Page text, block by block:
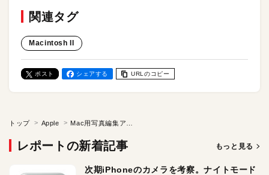
関連タグ
Macintosh II
ポスト シェアする URLのコピー
トップ Apple
レポートの新着記事 もっと見る
次期iPhoneのカメラを考察。ナイトモード